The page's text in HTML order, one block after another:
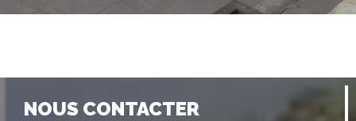
NOUS CONTACTER